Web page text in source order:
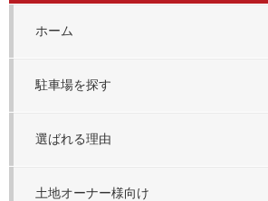
ホーム
駐車場を探す
選ばれる理由
土地オーナー様向け